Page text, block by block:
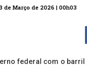
de Março de 2026 | 00h03
federal com o